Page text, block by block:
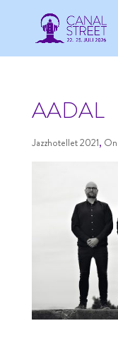
AADAL
Jazzhotellet 2021,